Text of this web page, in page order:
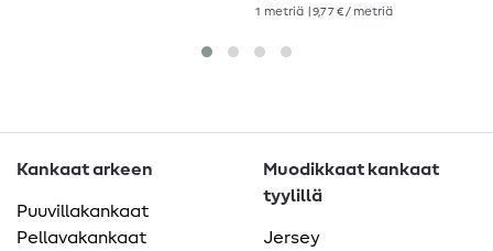
1 metriä | 9,77 € / metriä
Kankaat arkeen
Puuvillakankaat
Pellavakankaat
Muodikkaat kankaat
tyylillä
Jersey